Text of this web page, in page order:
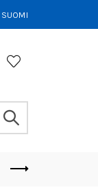
SUOMI